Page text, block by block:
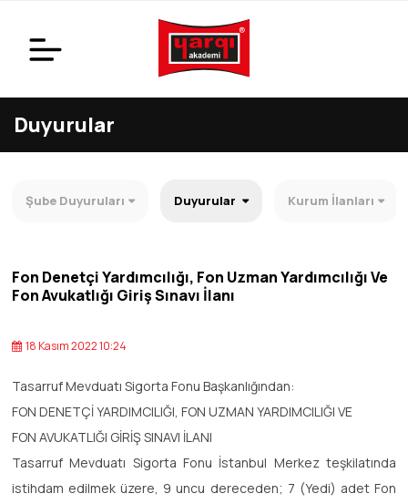
Duyurular
Şube Duyuruları Duyurular Kurum İlanları
Fon Denetçi Yardımcılığı, Fon Uzman Yardımcılığı Ve
Fon Avukatlığı Giriş Sınavı İlanı
18 Kasım 2022 10:24
Tasarruf Mevduatı Sigorta Fonu Başkanlığından:
FON DENETÇİ YARDIMCILIĞI, FON UZMAN YARDIMCILIĞI VE
FON AVUKATLIĞI GİRİŞ SINAVI İLANI
Tasarruf Mevduatı Sigorta Fonu İstanbul Merkez teşkilatında
istihdam edilmek üzere, 9 uncu dereceden; 7 (Yedi) adet Fon